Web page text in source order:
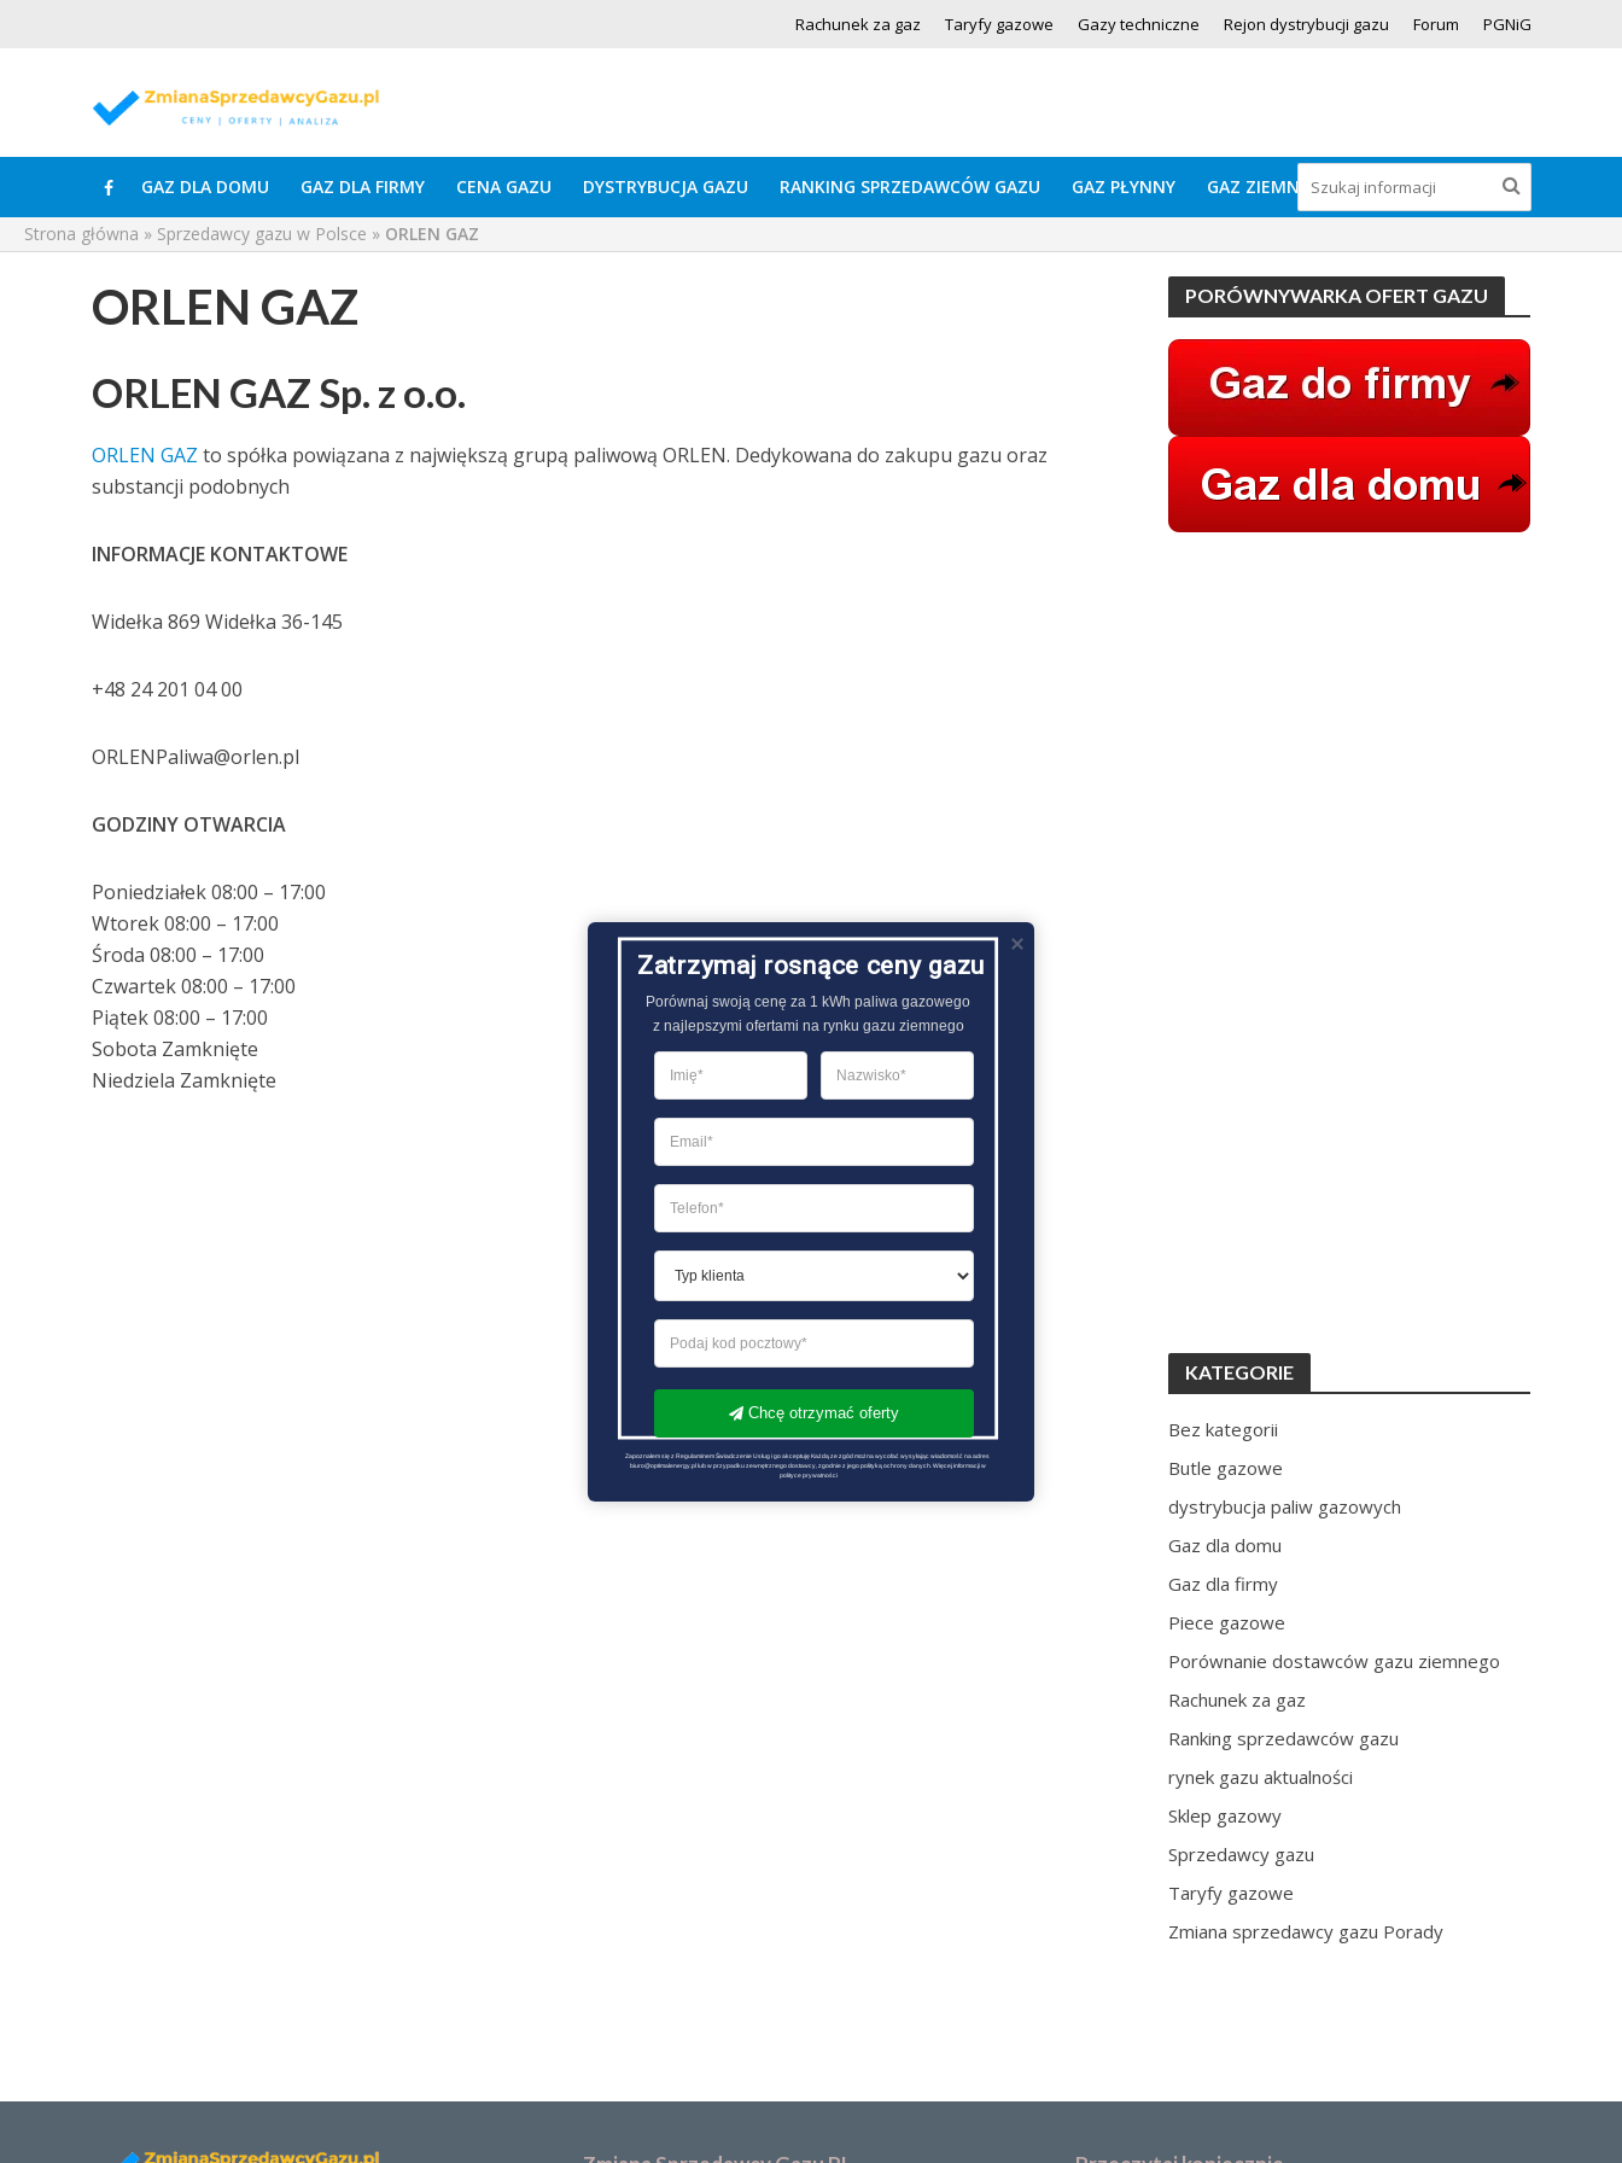
Rachunek za gaz Taryfy gazowe Gazy techniczne Rejon dystrybucji gazu Forum PGNiG
GAZ DLA DOMU GAZ DLA FIRMY CENA GAZU DYSTRYBUCJA GAZU RANKING SPRZEDAWCÓW GAZU GAZ PŁYNNY GAZ ZIEMNY
Strona główna » Sprzedawcy gazu w Polsce » ORLEN GAZ
ORLEN GAZ
ORLEN GAZ Sp. z o.o.
ORLEN GAZ to spółka powiązana z największą grupą paliwową ORLEN. Dedykowana do zakupu gazu oraz
substancji podobnych
INFORMACJE KONTAKTOWE
Widełka 869 Widełka 36-145
+48 24 201 04 00
ORLENPaliwa@orlen.pl
GODZINY OTWARCIA
Poniedziałek 08:00 – 17:00
Wtorek 08:00 – 17:00
Środa 08:00 – 17:00
Czwartek 08:00 – 17:00
Piątek 08:00 – 17:00
Sobota Zamknięte
Niedziela Zamknięte
PORÓWNYWARKA OFERT GAZU
KATEGORIE
Bez kategorii
Butle gazowe
dystrybucja paliw gazowych
Gaz dla domu
Gaz dla firmy
Piece gazowe
Porównanie dostawców gazu ziemnego
Rachunek za gaz
Ranking sprzedawców gazu
rynek gazu aktualności
Sklep gazowy
Sprzedawcy gazu
Taryfy gazowe
Zmiana sprzedawcy gazu Porady
Zatrzymaj rosnące ceny gazu
Porównaj swoją cenę za 1 kWh paliwa gazowego
z najlepszymi ofertami na rynku gazu ziemnego
Chcę otrzymać oferty
Zapoznałem się z Regulaminem Świadczenie Usług i go akceptuję Każdą ze zgód można wycofać wysyłając wiadomość na adres
biuro@optimalenergy.pl lub w przypadku zewnętrznego dostawcy, zgodnie z jego polityką ochrony danych. Więcej informacji w
polityce prywatności